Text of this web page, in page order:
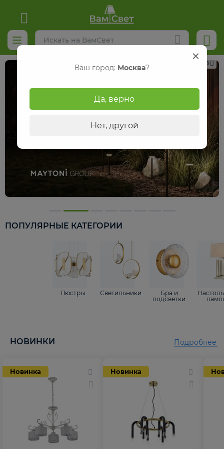
Реклама
ПОПУЛЯРНЫЕ КАТЕГОРИИ
Люстры Светильники
Бра и
подсветки
НОВИНКИ
Новинка Новинка
Подробнее
Ваш город: Москва?
Да, верно
Нет, другой